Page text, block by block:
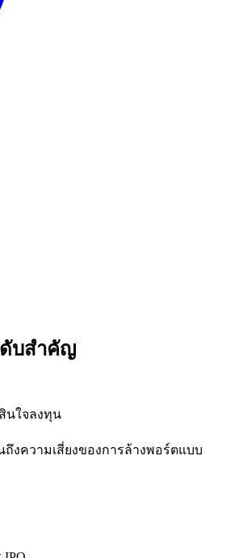
ดับสำคัญ
นใจลงทุน
ถึงความเสี่ยงของการล้างพอร์ตแบบ